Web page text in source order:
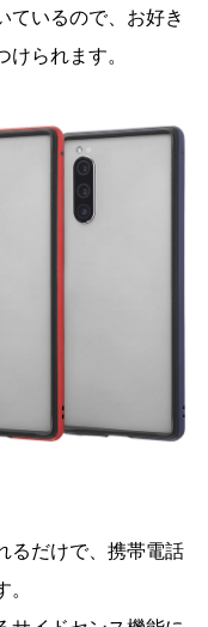
ているので、お好き
られます。
るだけで、携帯電話